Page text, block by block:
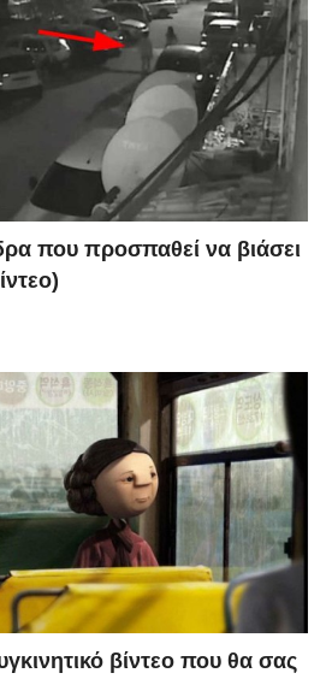
που προσπαθεί να βιάσει
βίντεο που θα σας